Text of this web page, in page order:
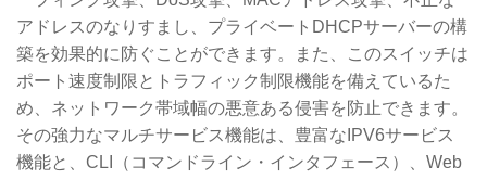
アドレスのなりすまし、プライベートDHCPサーバーの構
築を効果的に防ぐことができます。また、このスイッチは
ポート速度制限とトラフィック制限機能を備えているた
め、ネットワーク帯域幅の悪意ある侵害を防止できます。
その強力なマルチサービス機能は、豊富なIPV6サービス
機能と、CLI（コマンドライン・インタフェース）、Web